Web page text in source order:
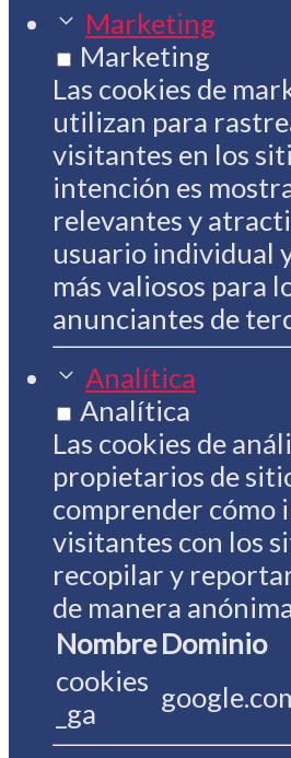
Marketing
Marketing
Las cookies de
utilizan para
visitantes en los
intención es
relevantes y
usuario individual
más valiosos para
anunciantes de
Analítica
Analítica
Las cookies de
propietarios de
comprender cómo
visitantes con los
recopilar y
de manera
Nombre Dominio
cookies
_ga